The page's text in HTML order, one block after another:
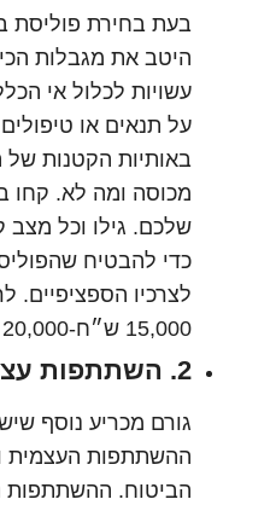
בעת בחירת פוליסת ביטוח
היטב את מגבלות הכיסוי.
עשויות לכלול אי הכללות או
על תנאים או טיפולים
באותיות הקטנות של
מכוסה ומה לא. קחו בחשבון
שלכם. גילו וכל מצב קיים
כדי להבטיח שהפוליסה
לצרכיו הספציפיים. לרוב
גורם מכריע נוסף שיש לקחת
ההשתתפות העצמית וההחזר
הביטוח. ההשתתפות